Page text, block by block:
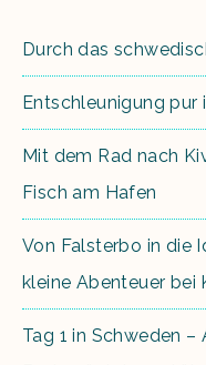
Durch das
Entschleunigung pur
Mit dem Rad nach
Fisch am Hafen
Von Falsterbo in die
kleine Abenteuer bei
Tag 1 in Schweden